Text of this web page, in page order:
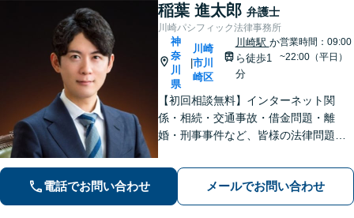
稲葉 進太郎 弁護士
川崎パシフィック法律事務所
神
奈
川
県
|
川崎
市川
崎区
川崎駅 か
ら徒歩1
分
営業時間：09:00
~22:00（平日）
【初回相談無料】インターネット関
係・相続・交通事故・借金問題・離
婚・刑事事件など、皆様の法律問題を
す。クチコミ・リピーターの方も多
数。お気軽にお問い合わせ下さい。
電話でお問い合わせ メールでお問い合わせ